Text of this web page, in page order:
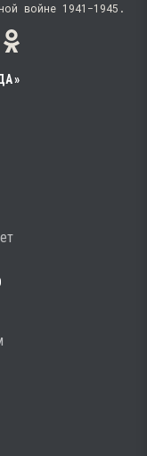
войне 1941−1945.